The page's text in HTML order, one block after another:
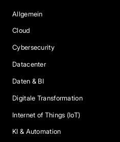
Allgemein
Cloud
Cybersecurity
Datacenter
Daten & BI
Digitale Transformation
Internet of Things (IoT)
KI & Automation